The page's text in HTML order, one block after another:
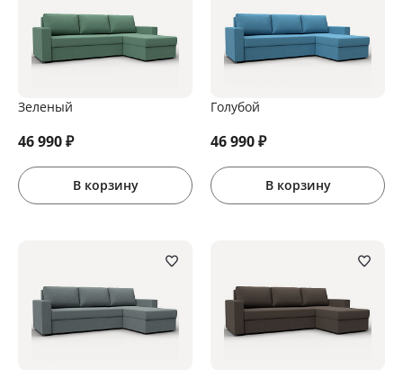
Зеленый
46 990₽
В корзину
Голубой
46 990₽
В корзину